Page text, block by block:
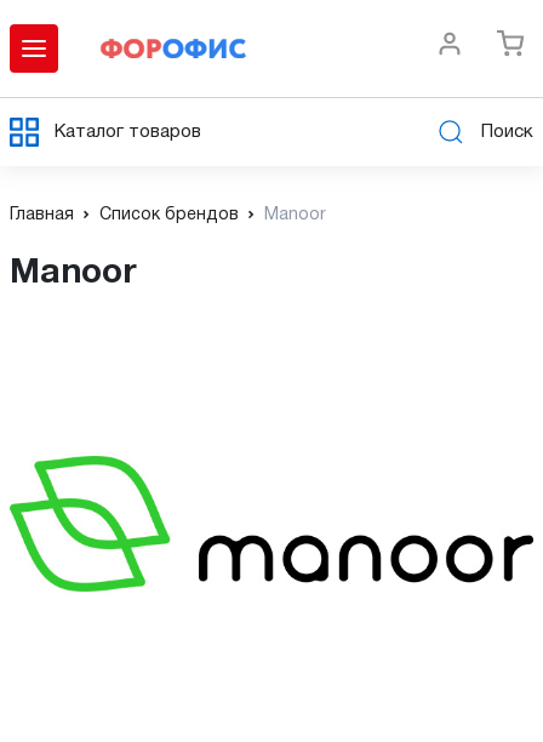
Каталог товаров Поиск
Главная Список брендов Manoor
Manoor